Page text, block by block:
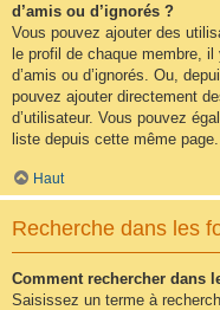
d’amis ou d’ignorés ?
Vous pouvez ajouter des
le profil de chaque membre,
d’amis ou d’ignorés. Ou,
pouvez ajouter directement
d’utilisateur. Vous pouvez
liste depuis cette même page.
Haut
Recherche dans les
Comment rechercher dans
Saisissez un terme à